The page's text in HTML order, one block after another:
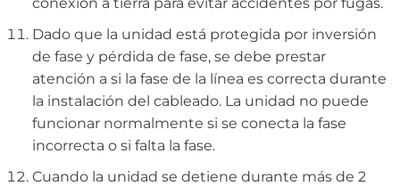
conexión a tierra para evitar accidentes por fugas.
Dado que la unidad está protegida por inversión
de fase y pérdida de fase, se debe prestar
atención a si la fase de la línea es correcta durante
la instalación del cableado. La unidad no puede
funcionar normalmente si se conecta la fase
incorrecta o si falta la fase.
Cuando la unidad se detiene durante más de 2